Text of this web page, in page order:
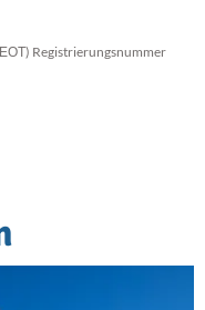
Registrierungsnummer